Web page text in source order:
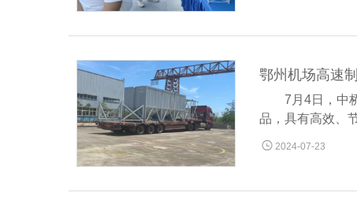
鄂州机场高速
7月4日，中
品，具有高效、
 2024-07-23